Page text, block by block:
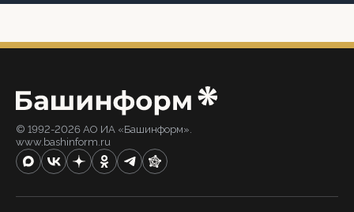
© 1992-2026 АО ИА «Башинформ».
www.bashinform.ru